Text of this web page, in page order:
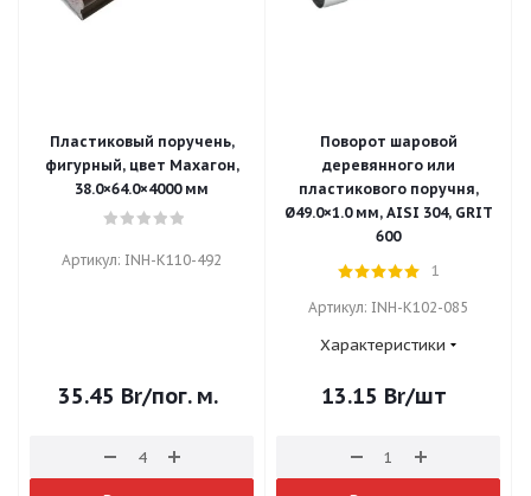
Пластиковый поручень,
фигурный, цвет Махагон,
38.0×64.0×4000 мм
Артикул: INH-K110-492
35.45 Br/пог. м.
Поворот шаровой
деревянного или
пластикового поручня,
Ø49.0×1.0 мм, AISI 304, GRIT
600
1
Артикул: INH-K102-085
Характеристики
13.15 Br/шт